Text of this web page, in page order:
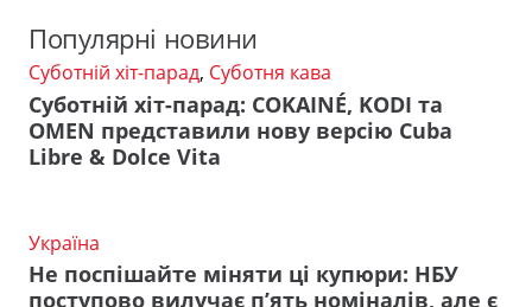
Популярні новини
Суботній хіт-парад, Суботня кава
Суботній хіт-парад: COKAINÉ, KODI та
OMEN представили нову версію Cuba
Libre & Dolce Vita
Україна
Не поспішайте міняти ці купюри: НБУ
поступово вилучає п’ять номіналів, але є